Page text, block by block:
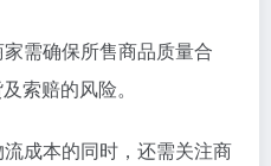
需确保所售商品质量合
索赔的风险。
成本的同时，还需关注商